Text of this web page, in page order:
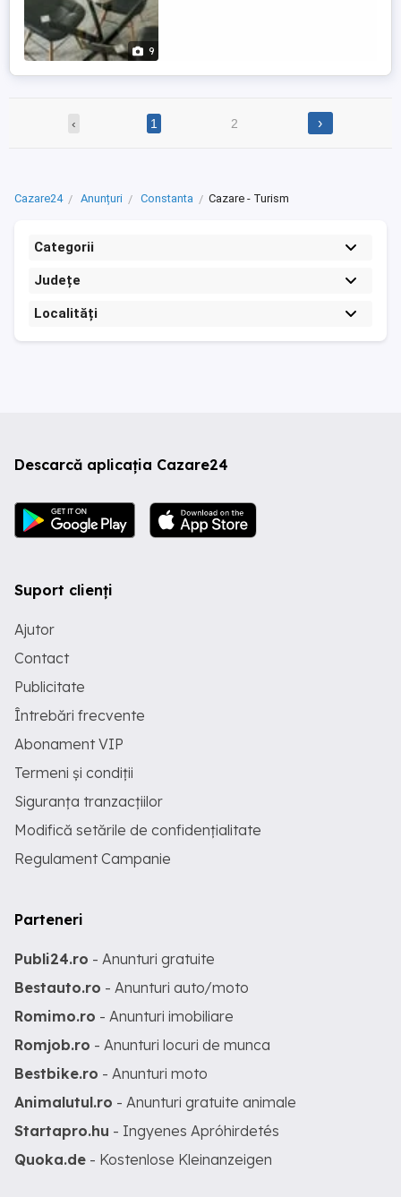
9
‹ 1 2 ›
Cazare24 Anunțuri Constanta Cazare - Turism
Categorii
Județe
Localități
Descarcă aplicația Cazare24
Suport clienți
Ajutor
Contact
Publicitate
Întrebări frecvente
Abonament VIP
Termeni și condiții
Siguranța tranzacțiilor
Modifică setările de confidențialitate
Regulament Campanie
Parteneri
Publi24.ro - Anunturi gratuite
Bestauto.ro - Anunturi auto/moto
Romimo.ro - Anunturi imobiliare
Romjob.ro - Anunturi locuri de munca
Bestbike.ro - Anunturi moto
Animalutul.ro - Anunturi gratuite animale
Startapro.hu - Ingyenes Apróhirdetés
Quoka.de - Kostenlose Kleinanzeigen